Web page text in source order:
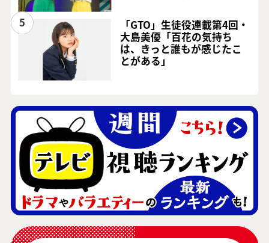
5
「GTO」生徒役連載第4回・
大島美優「百花の気持ち
は、きっと誰もが感じたこ
とがある」